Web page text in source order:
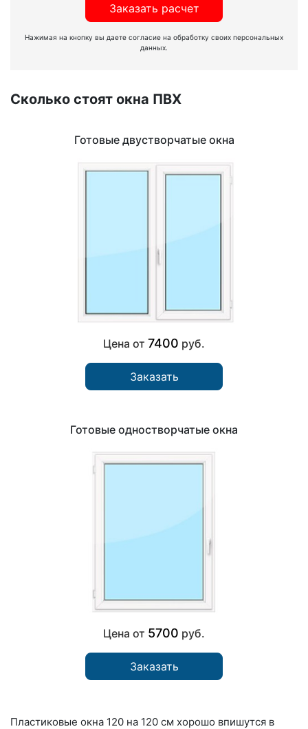
Заказать расчет
Нажимая на кнопку вы даете согласие на обработку своих персональных
данных.
Сколько стоят окна ПВХ
Готовые двустворчатые окна
Цена от 7400 руб.
Заказать
Готовые одностворчатые окна
Цена от 5700 руб.
Заказать
Пластиковые окна 120 на 120 см хорошо впишутся в